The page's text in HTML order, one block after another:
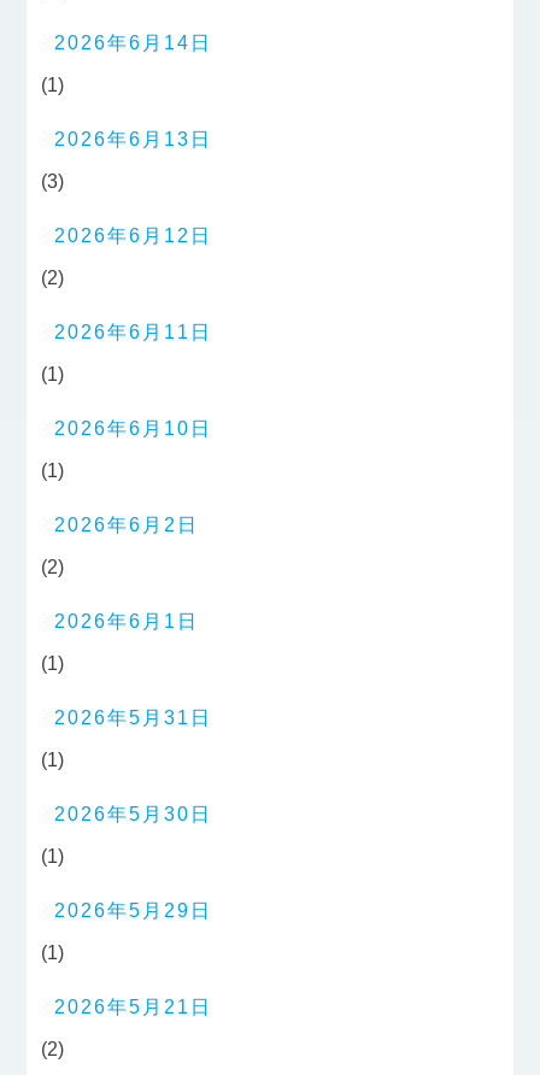
2026年6月14日
(1)
2026年6月13日
(3)
2026年6月12日
(2)
2026年6月11日
(1)
2026年6月10日
(1)
2026年6月2日
(2)
2026年6月1日
(1)
2026年5月31日
(1)
2026年5月30日
(1)
2026年5月29日
(1)
2026年5月21日
(2)